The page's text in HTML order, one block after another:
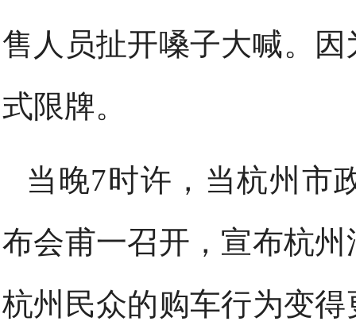
售人员扯开嗓子大喊。
式限牌。
当晚7时许，当杭州市
布会甫一召开，宣布杭
杭州民众的购车行为变